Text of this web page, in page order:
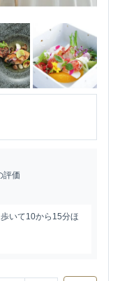
評価
いて10から15分ほ